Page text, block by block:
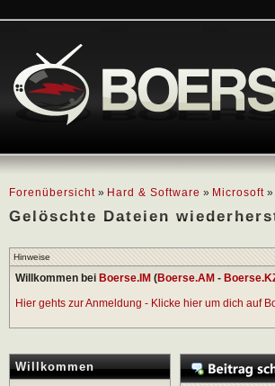
Forenübersicht » Hard & Software » Microsoft »
Gelöschte Dateien
Hinweise
Willkommen bei Boerse.IM (Boerse.AM -
Hier gehts zur Anmeldung - Klicke hier um dich auf
Willkommen